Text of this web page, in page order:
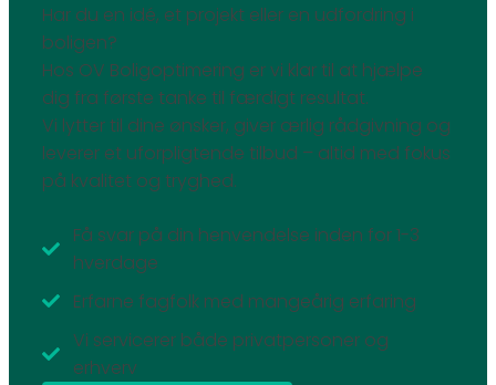
Har du en idé, et projekt eller en udfordring i
boligen?
Hos OV Boligoptimering er vi klar til at hjælpe
dig fra første tanke til færdigt resultat.
Vi lytter til dine ønsker, giver ærlig rådgivning og
leverer et uforpligtende tilbud – altid med fokus
på kvalitet og tryghed.
Få svar på din henvendelse inden for 1-3
hverdage
Erfarne fagfolk med mangeårig erfaring
Vi servicerer både privatpersoner og
erhverv